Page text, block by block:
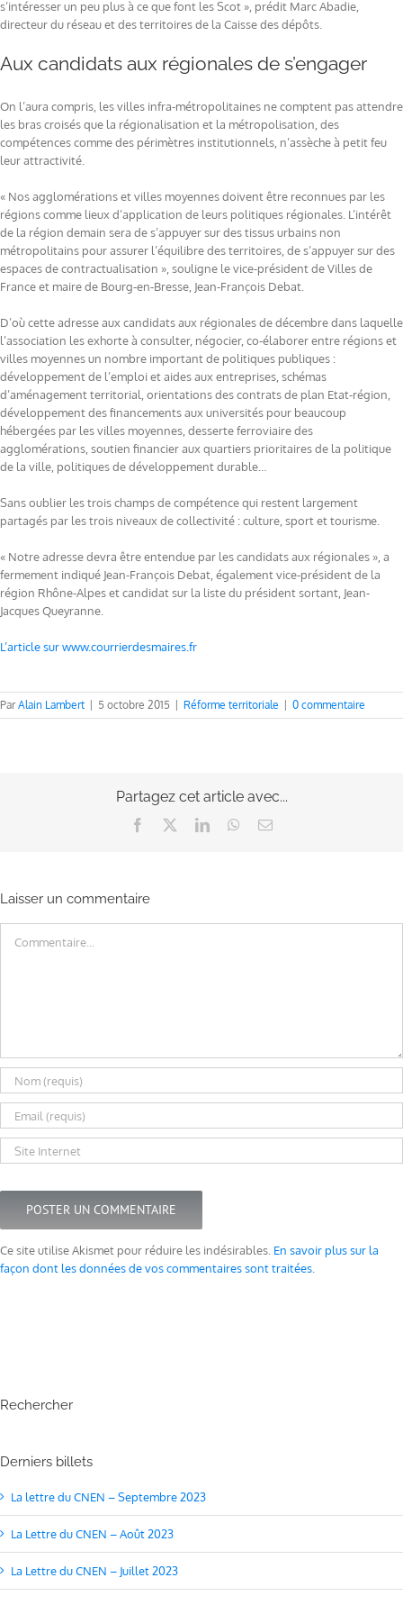
s’intéresser un peu plus à ce que font les Scot », prédit Marc Abadie,
directeur du réseau et des territoires de la Caisse des dépôts.
Aux candidats aux régionales de s’engager
On l’aura compris, les villes infra-métropolitaines ne comptent pas attendre
les bras croisés que la régionalisation et la métropolisation, des
compétences comme des périmètres institutionnels, n’assèche à petit feu
leur attractivité.
« Nos agglomérations et villes moyennes doivent être reconnues par les
régions comme lieux d’application de leurs politiques régionales. L’intérêt
de la région demain sera de s’appuyer sur des tissus urbains non
métropolitains pour assurer l’équilibre des territoires, de s’appuyer sur des
espaces de contractualisation », souligne le vice-président de Villes de
France et maire de Bourg-en-Bresse, Jean-François Debat.
D’où cette adresse aux candidats aux régionales de décembre dans laquelle
l’association les exhorte à consulter, négocier, co-élaborer entre régions et
villes moyennes un nombre important de politiques publiques :
développement de l’emploi et aides aux entreprises, schémas
d’aménagement territorial, orientations des contrats de plan Etat-région,
développement des financements aux universités pour beaucoup
hébergées par les villes moyennes, desserte ferroviaire des
agglomérations, soutien financier aux quartiers prioritaires de la politique
de la ville, politiques de développement durable…
Sans oublier les trois champs de compétence qui restent largement
partagés par les trois niveaux de collectivité : culture, sport et tourisme.
« Notre adresse devra être entendue par les candidats aux régionales », a
fermement indiqué Jean-François Debat, également vice-président de la
région Rhône-Alpes et candidat sur la liste du président sortant, Jean-
Jacques Queyranne.
L’article sur www.courrierdesmaires.fr
ParAlain Lambert | 5 octobre 2015 | Réforme territoriale | 0 commentaire
Partagez cet article avec...
Facebook LinkedInWhatsApp
Email
Laisser un commentaire
Ce site utilise Akismet pour réduire les indésirables. En savoir plus sur la
façon dont les données de vos commentaires sont traitées
Rechercher
Derniers billets
La lettre du CNEN – Septembre 2023
La Lettre du CNEN – Août 2023
La Lettre du CNEN – Juillet 2023